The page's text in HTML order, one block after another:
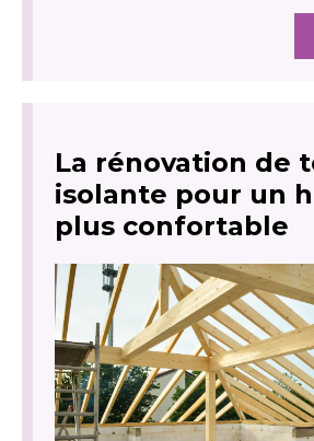
La rénovation de
isolante pour un
plus confortable